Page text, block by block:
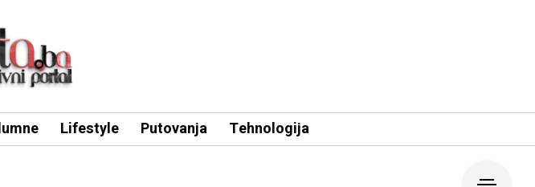
Lifestyle Putovanja Tehnologija